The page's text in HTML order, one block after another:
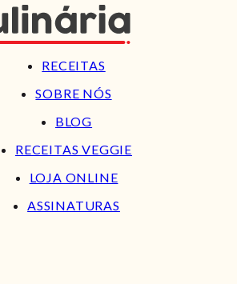
RECEITAS
SOBRE NÓS
BLOG
RECEITAS VEGGIE
LOJA ONLINE
ASSINATURAS